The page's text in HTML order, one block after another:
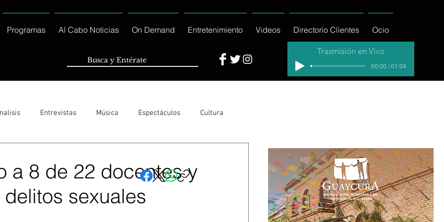
Programas Al Cabo Noticias On Demand Entretenimiento Videos Directorio Clientes Ocio
Trasmisión en Vivo
00:00 / 01:04
Entrevistas Música Espectáculos Cultura
Columnas Locales Los Cabos
a 8 de 22 docentes y
sexuales